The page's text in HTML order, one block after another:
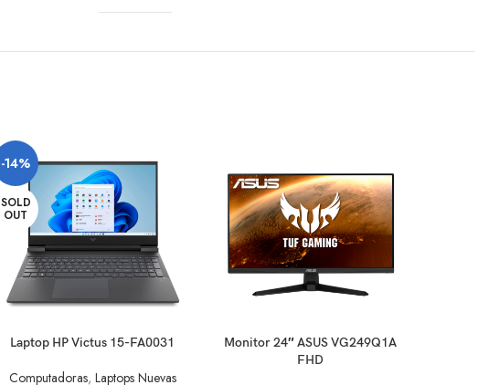
-14%
SOLD
OUT
LEER MÁS
Laptop HP Victus 15-FA0031
Computadoras, Laptops Nuevas
AÑADIR AL CARRITO
Monitor 24″ ASUS VG249Q1A
FHD